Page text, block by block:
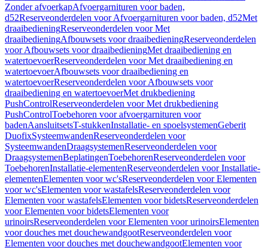
Zonder afvoerkapAfvoergarnituren voor baden,
d52Reserveonderdelen voor Afvoergarnituren voor baden, d52Met
draaibedieningReserveonderdelen voor Met
draaibedieningAfbouwsets voor draaibedieningReserveonderdelen
voor Afbouwsets voor draaibedieningMet draaibediening en
watertoevoerReserveonderdelen voor Met draaibediening en
watertoevoerAfbouwsets voor draaibediening en
watertoevoerReserveonderdelen voor Afbouwsets voor
draaibediening en watertoevoerMet drukbediening
PushControlReserveonderdelen voor Met drukbediening
PushControlToebehoren voor afvoergarnituren voor
badenAansluitsetsT-stukkenInstallatie- en spoelsystemenGeberit
DuofixSysteemwandenReserveonderdelen voor
SysteemwandenDraagsystemenReserveonderdelen voor
DraagsystemenBeplatingenToebehorenReserveonderdelen voor
ToebehorenInstallatie-elementenReserveonderdelen voor Installatie-
elementenElementen voor wc'sReserveonderdelen voor Elementen
voor wc'sElementen voor wastafelsReserveonderdelen voor
Elementen voor wastafelsElementen voor bidetsReserveonderdelen
voor Elementen voor bidetsElementen voor
urinoirsReserveonderdelen voor Elementen voor urinoirsElementen
voor douches met douchewandgootReserveonderdelen voor
Elementen voor douches met douchewandgootElementen voor